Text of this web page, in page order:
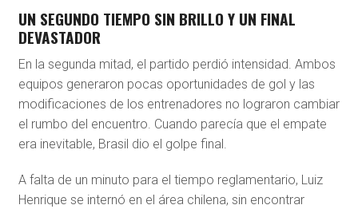
UN SEGUNDO TIEMPO SIN BRILLO Y UN FINAL
DEVASTADOR
En la segunda mitad, el partido perdió intensidad. Ambos
equipos generaron pocas oportunidades de gol y las
modificaciones de los entrenadores no lograron cambiar
el rumbo del encuentro. Cuando parecía que el empate
era inevitable, Brasil dio el golpe final.
A falta de un minuto para el tiempo reglamentario, Luiz
Henrique se internó en el área chilena, sin encontrar